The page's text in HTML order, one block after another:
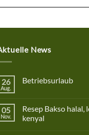
News
26
Aug.
Betriebsurlaub
Betriebsurlaub
05
Nov.
Resep Bakso halal,
kenyal